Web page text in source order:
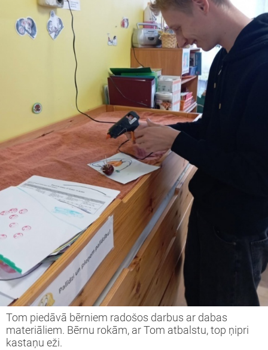
Tom piedāvā bērniem radošos darbus ar dabas
materiāliem. Bērnu rokām, ar Tom atbalstu, top ņipri
kastaņu eži.